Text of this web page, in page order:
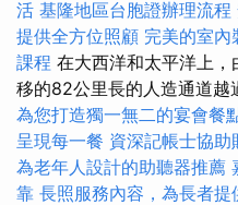
活 基隆地區台胞證辦理流程
提供全方位照顧 完美的室內
課程 在大西洋和太平洋上
移的82公里長的人造通道越
為您打造獨一無二的宴會餐
呈現每一餐 資深記帳士協助
為老年人設計的助聽器推薦
靠 長照服務內容，為長者